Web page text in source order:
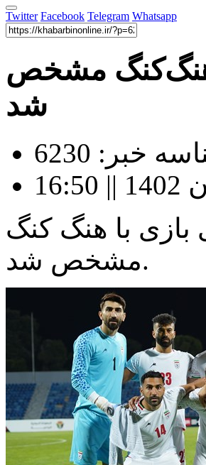
Twitter Facebook Telegram Whatsapp
هنگ‌کنگ مشخص
شد
خبر: 6230
بازی با هنگ کنگ
مشخص شد.